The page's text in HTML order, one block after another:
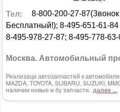
Тел:
8-800-200-27-
Бесплатный!); 8-495-651-61-
8-495-978-27-87; 8-495-778-
Москва.
Реализаци автозапчастей к
MAZDA, TOYOTA, SUBARU, SUZUKI,
наличии новые и бу запчасти. далее ...